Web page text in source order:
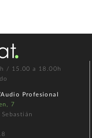
/ 15.00 a 18.00h
Profesional
7